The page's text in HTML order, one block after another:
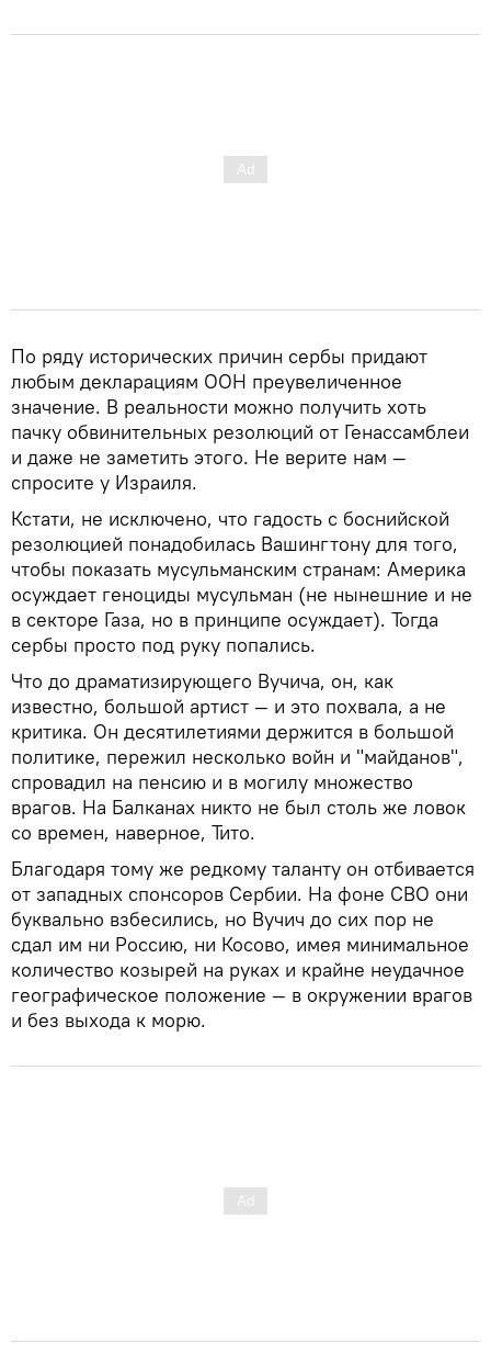
По ряду исторических причин сербы придают
любым декларациям ООН преувеличенное
значение. В реальности можно получить хоть
пачку обвинительных резолюций от Генассамблеи
и даже не заметить этого. Не верите нам —
спросите у Израиля.
Кстати, не исключено, что гадость с боснийской
резолюцией понадобилась Вашингтону для того,
чтобы показать мусульманским странам: Америка
осуждает геноциды мусульман (не нынешние и не
в секторе Газа, но в принципе осуждает). Тогда
сербы просто под руку попались.
Что до драматизирующего Вучича, он, как
известно, большой артист — и это похвала, а не
критика. Он десятилетиями держится в большой
политике, пережил несколько войн и "майданов",
спровадил на пенсию и в могилу множество
врагов. На Балканах никто не был столь же ловок
со времен, наверное, Тито.
Благодаря тому же редкому таланту он отбивается
от западных спонсоров Сербии. На фоне СВО они
буквально взбесились, но Вучич до сих пор не
сдал им ни Россию, ни Косово, имея минимальное
количество козырей на руках и крайне неудачное
географическое положение — в окружении врагов
и без выхода к морю.